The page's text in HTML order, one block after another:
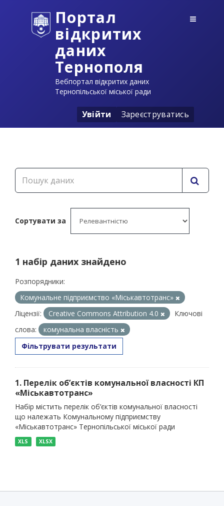
Портал
відкритих
даних
Тернополя
Вебпортал відкритих даних
Тернопільської міської ради
Увійти Зареєструватись
Сортувати за
1 набір даних знайдено
Розпорядники:
Комунальне підприємство «Міськавтотранс»
Ліцензії:
Creative Commons Attribution 4.0
Ключові
слова:
комунальна власність
Фільтрувати результати
1. Перелік об’єктів комунальної власності КП
«Міськавтотранс»
Набір містить перелік об’єктів комунальної власності
що належать Комунальному підприємству
«Міськавтотранс» Тернопільської міської ради
XLS XLSX